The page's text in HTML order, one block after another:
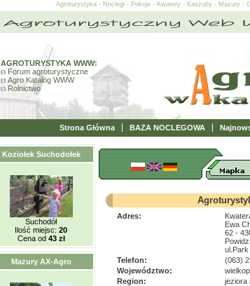
Agroturystyka - Noclegi - Pokoje - Kwatery - Kaszuby - Mazury -
AGROTURYSTYKA WWW:
Forum agroturystyczne
Agro Katalog WWW
Rolnictwo
Strona Główna BAZA NOCLEGOWA
Koziołek Suchodołek
Suchodół
Ilość miejsc: 20
Cena od 43 zł
Mazury AX-Agro
Adres:
Ewa
62 -
Telefon:
(063)
Województwo:
Region:
jeziora